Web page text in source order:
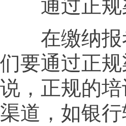
通过正规
在缴纳报
们要通过正
说，正规的
渠道，如银